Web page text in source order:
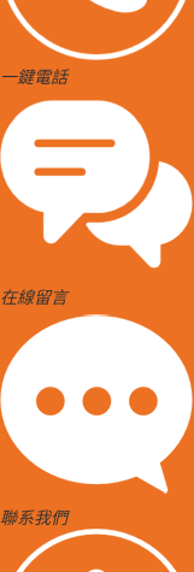
一鍵電話
在線留言
聯系我們